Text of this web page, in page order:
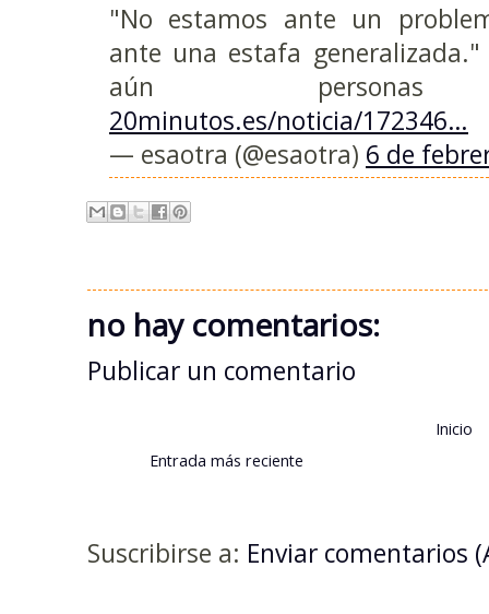
"No estamos ante un
ante una estafa
aún personas
20minutos.es/noticia/172346…
— esaotra (@esaotra) 6 de
no hay comentarios:
Publicar un comentario
Entrada más reciente
Inicio
Suscribirse a: Enviar comentarios